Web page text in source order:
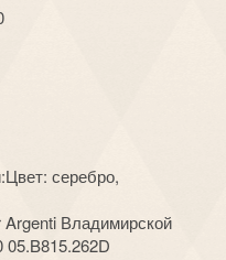
серебро,